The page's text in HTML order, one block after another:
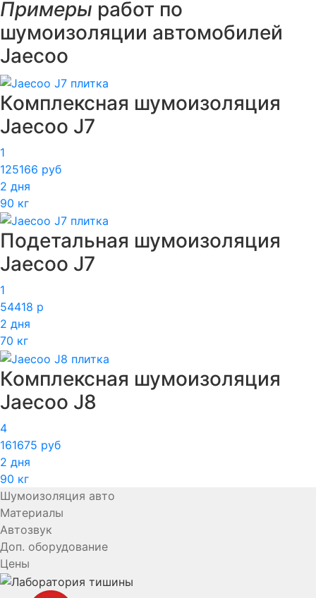
Примеры работ по
шумоизоляции автомобилей
Jaecoo
Комплексная шумоизоляция
Jaecoo J7
1
125166 руб
2 дня
90 кг
Подетальная шумоизоляция
Jaecoo J7
1
54418 р
2 дня
70 кг
Комплексная шумоизоляция
Jaecoo J8
4
161675 руб
2 дня
90 кг
Шумоизоляция авто
Материалы
Автозвук
Доп. оборудование
Цены